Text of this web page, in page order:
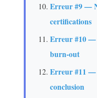
Erreur #9 —
certifications
Erreur #10 —
burn-out
Erreur #11 —
conclusion